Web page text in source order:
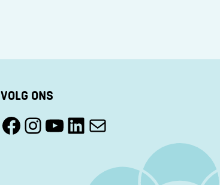
VOLG ONS
Facebook Pact Zaandam OostInstagram Pact Zaandam OostYouTube Pact Zaandam OostLinkedIn
Mail